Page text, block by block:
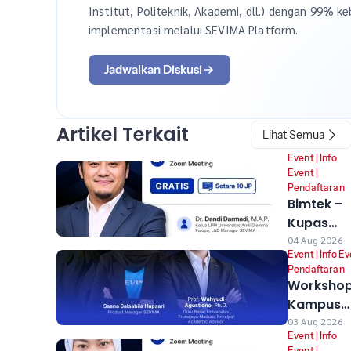
Institut, Politeknik, Akademi, dll.) dengan 99%
implementasi melalui SEVIMA Platform.
Jadwalkan Diskusi
Artikel Terkait Lihat Semua
Event|
Info
Event|
Pendaftaran
Bimtek –
Kupas
Tuntas
Sevima
Platform:
Untuk
Mengawal
Awal
04 Aug 2026
Event| Info
Pendaftaran
Kampus
Adaptif
–
03 Aug 2026
Event|
Info